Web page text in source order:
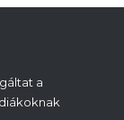
a